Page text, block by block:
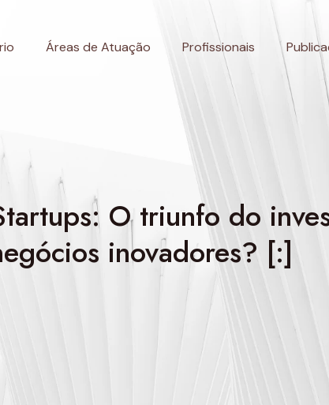
Áreas de Atuação Profissionais
O triunfo do
inovadores? [:]